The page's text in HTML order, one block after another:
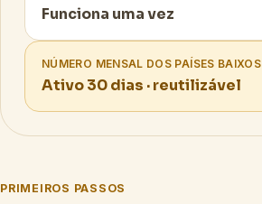
Funciona uma vez
NÚMERO MENSAL DOS PAÍSES BAIXOS
Ativo 30 dias · reutilizável
PRIMEIROS PASSOS